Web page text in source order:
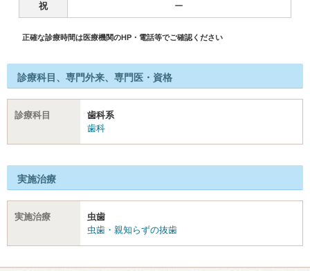
祝 ー
正確な診療時間は医療機関のHP・電話等でご確認ください
診療科目、専門外来、専門医・資格
診療科目
歯科系
歯科
実施治療
実施治療
虫歯
虫歯・親知らずの抜歯